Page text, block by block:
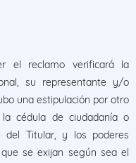
el reclamo verificará la
su representante y/o
una estipulación por otro
cédula de ciudadanía o
del Titular, y los poderes
se exijan según sea el